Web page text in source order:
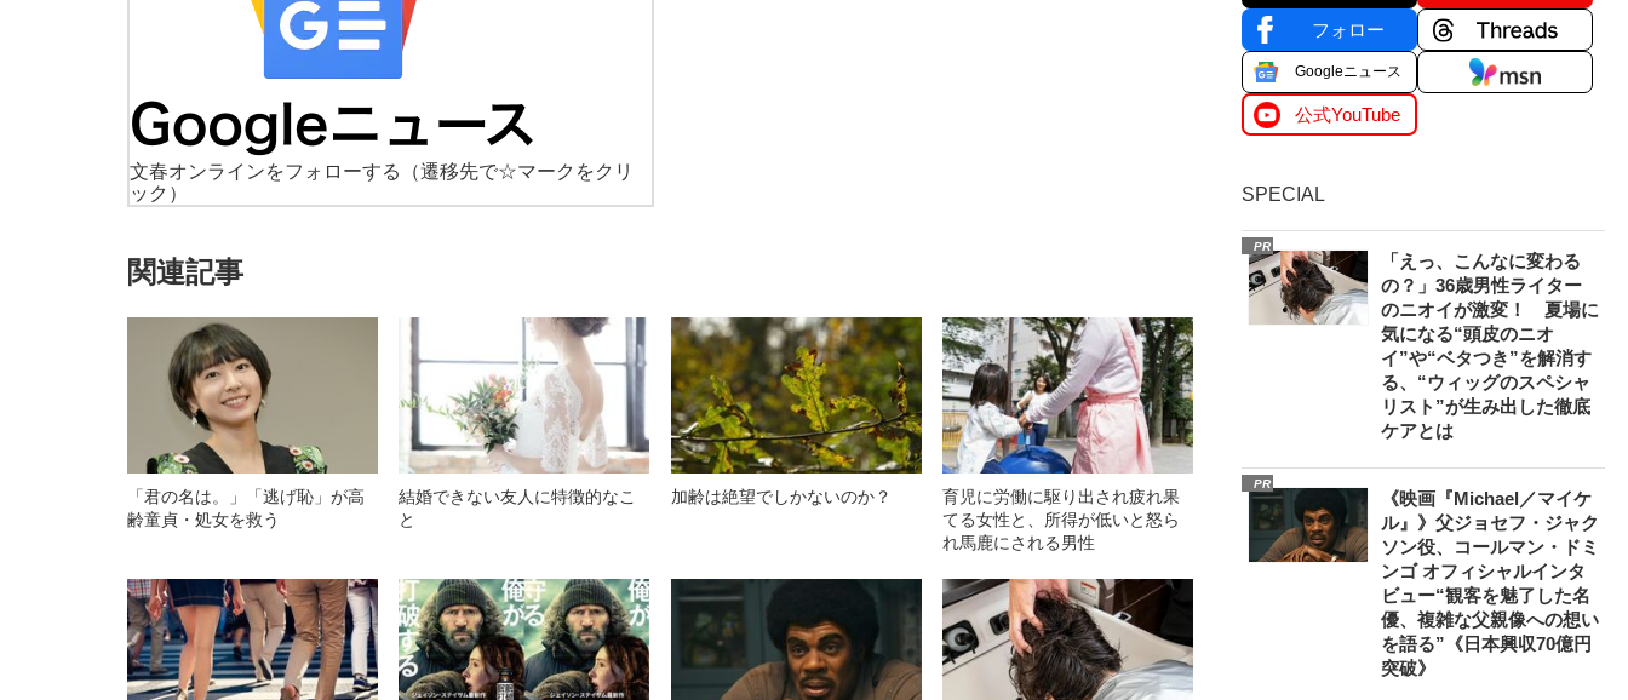
文春オンラインをフォローする
（遷移先で☆マークをクリ
ック）
関連記事
「君の名は。」「逃げ恥」が高
齢童貞・処女を救う
結婚できない友人に特徴的なこ
と
加齢は絶望でしかないのか？
育児に労働に駆り出され疲れ果
てる女性と、所得が低いと怒ら
れ馬鹿にされる男性
フォロー
Googleニュース
公式YouTube
SPECIAL
PR
「えっ、こんなに変わる
の？」36歳男性ライター
のニオイが激変！ 夏場に
気になる“頭皮のニオ
イ”や“ベタつき”を解消す
る、“ウィッグのスペシャ
リスト”が生み出した徹底
ケアとは
PR
《映画『Michael／マイケ
ル』》父ジョセフ・ジャク
ソン役、コールマン・ドミ
ンゴ オフィシャルインタ
ビュー“観客を魅了した名
優、複雑な父親像への想い
を語る”《日本興収70億円
突破》